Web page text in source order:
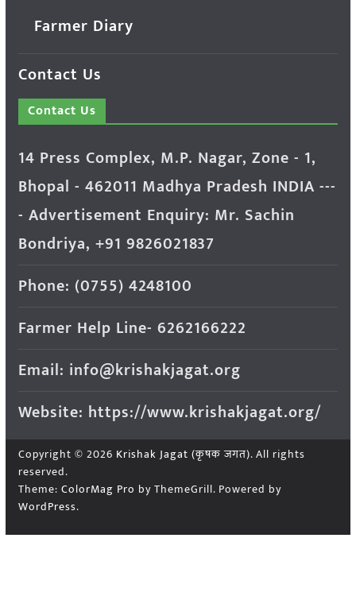
Farmer Diary
Contact Us
Contact Us
14 Press Complex, M.P. Nagar, Zone - 1,
Bhopal - 462011 Madhya Pradesh INDIA ---
- Advertisement Enquiry: Mr. Sachin
Bondriya, +91 9826021837
Phone: (0755) 4248100
Farmer Help Line- 6262166222
Email: info@krishakjagat.org
Website: https://www.krishakjagat.org/
Copyright © 2026 Krishak Jagat (कृषक जगत). All rights
reserved.
Theme: ColorMag Pro by ThemeGrill. Powered by
WordPress.